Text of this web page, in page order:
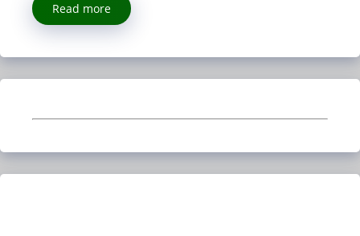
Read more